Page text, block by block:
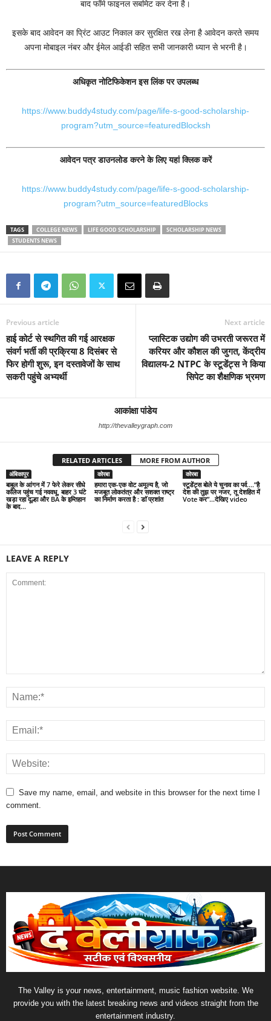
बाद फॉर्म फाइनल सबमिट कर देना है।
इसके बाद आवेदन का प्रिंट आउट निकाल कर सुरक्षित रख लेना है आवेदन करते समय
अपना मोबाइल नंबर और ईमेल आईडी सहित सभी जानकारी ध्यान से भरनी है।
अधिकृत नोटिफिकेशन इस लिंक पर उपलब्ध
https://www.buddy4study.com/page/life-s-good-scholarship-
program?utm_source=featuredBlocksh
आवेदन पत्र डाउनलोड करने के लिए यहां क्लिक करें
https://www.buddy4study.com/page/life-s-good-scholarship-
program?utm_source=featuredBlocks
TAGS COLLEGE NEWS LIFE GOOD SCHOLARSHIP
SCHOLARSHIP NEWS
STUDENTS NEWS
Previous article
हाई कोर्ट से स्थगित की गई आरक्षक
संवर्ग भर्ती की प्रक्रिया 8 दिसंबर से
फिर होगी शुरू, इन दस्तावेजों के साथ
सकरी पहुंचे अभ्यर्थी
Next article
प्लास्टिक उद्योग की उभरती जरूरत में
करियर और कौशल की जुगत, केंद्रीय
विद्यालय-2 NTPC के स्टूडेंट्स ने किया
सिपेट का शैक्षणिक भ्रमण
आकांक्षा पांडेय
http://thevalleygraph.com
RELATED ARTICLES MORE FROM AUTHOR
अंबिकापुर
बाबुल के आंगन में 7 फेरे लेकर सीधे
कॉलेज पहुंच गई नववधू, बाहर 3 घंटे
खड़ा रहा दूल्हा और BA के इम्तिहान
के बाद...
कोरबा
हमारा एक-एक वोट अमूल्य है, जो
मजबूत लोकतंत्र और सशक्त राष्ट्र
का निर्माण करता है : डाॅ प्रशांत
कोरबा
स्टूडेंट्स बोले ये चुनाव का पर्व….”है
देश की तुझ पर नजर, तू देशहित में
Vote कर”…देखिए video
LEAVE A REPLY
Save my name, email, and website in this browser for the next time I
comment.
The Valley is your news, entertainment, music fashion website. We
provide you with the latest breaking news and videos straight from the
entertainment industry.